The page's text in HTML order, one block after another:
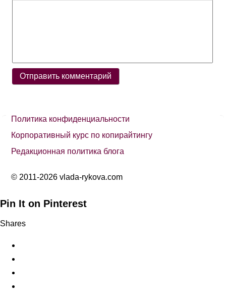
Политика конфиденциальности
Корпоративный курс по копирайтингу
Редакционная политика блога
© 2011-2026 vlada-rykova.com
Pin It on Pinterest
Shares